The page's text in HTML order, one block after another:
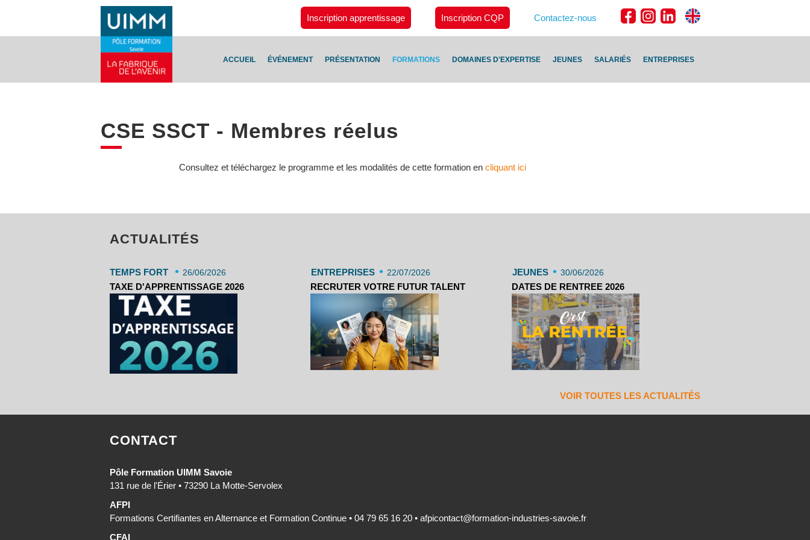
Inscription apprentissage Inscription CQP Contactez-nous
ACCUEIL ÉVÉNEMENT PRÉSENTATION FORMATIONS DOMAINES D'EXPERTISE JEUNES SALARIÉS ENTREPRISES
CSE SSCT - Membres réelus
Consultez et téléchargez le programme et les modalités de cette formation en cliquant ici
ACTUALITÉS
TEMPS FORT • 26/06/2026
TAXE D'APPRENTISSAGE 2026
ENTREPRISES • 22/07/2026
RECRUTER VOTRE FUTUR TALENT
JEUNES • 30/06/2026
DATES DE RENTREE 2026
VOIR TOUTES LES ACTUALITÉS
CONTACT
Pôle Formation UIMM Savoie
131 rue de l'Érier • 73290 La Motte-Servolex
AFPI
Formations Certifiantes en Alternance et Formation Continue • 04 79 65 16 20 • afpicontact@formation-industries-savoie.fr
CFAI